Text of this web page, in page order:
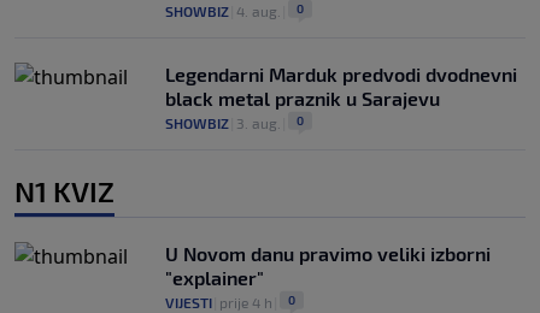
SHOWBIZ 4. aug. 0
Legendarni Marduk predvodi dvodnevni
black metal praznik u Sarajevu
SHOWBIZ 3. aug. 0
N1 KVIZ
U Novom danu pravimo veliki izborni
"explainer"
VIJESTI prije 4 h 0